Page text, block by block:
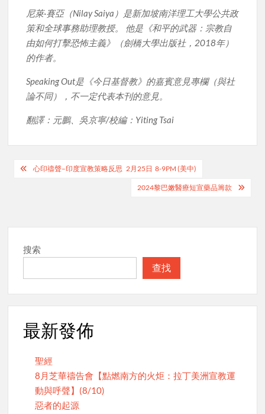
尼萊·賽亞（Nilay Saiya）是新加坡南洋理工大學公共政
策和全球事務助理教授。 他是《和平的武器：宗教自
由如何打擊恐怖主義》（劍橋大學出版社，2018年）
的作者。
Speaking Out是《今日基督教》的嘉賓意見專欄（與社
論不同），不一定代表本刊的意見。
翻譯：元鵬、吳京寧/校編：Yiting Tsai
Post心印禱聲–印度宣教策略反思 2月25日 8-9PM (美中)
2024黎巴嫩醫療短宣藥品籌款
搜索
查找
最新發佈
聖經
8月芝華禱告會【點燃南方的火炬：拉丁美洲宣教運
動與呼聲】(8/10)
惡者的起源